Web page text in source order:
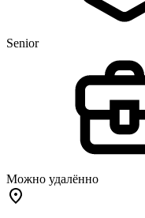
Senior
Можно удалённо